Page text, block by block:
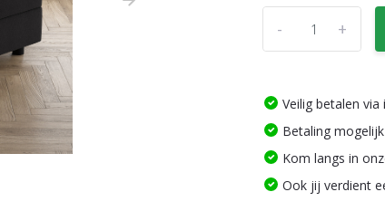
+
-
Veilig betalen via
Betaling
Kom langs in
Ook jij verdient